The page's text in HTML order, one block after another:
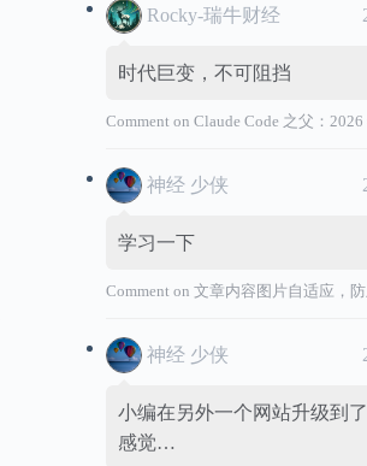
Rocky-瑞牛财经
时代巨变，不可阻挡
Comment onClaude Code 之父：2026 年“软件工程师
神经 少侠
学习一下
Comment on文章内容图片自适应，防止
神经 少侠
小编在另外一个网站升级到了
感觉…